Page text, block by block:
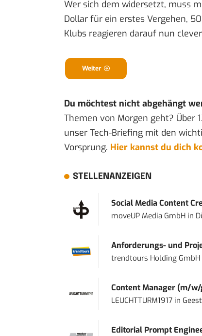
Wer sich dem widersetzt, muss
Dollar für ein erstes Vergehen,
Klubs reagieren darauf nun
Weiter
Du möchtest nicht abgehängt
Themen von Morgen geht? Über
unser Tech-Briefing mit den
Vorsprung. Hier kannst du dich
STELLENANZEIGEN
Social Media Content
moveUP Media GmbHin
Anforderungs- und
trendtours Holding GmbH
Content Manager (m/
LEUCHTTURM1917in
Editorial Prompt